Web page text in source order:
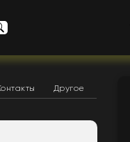
Другое